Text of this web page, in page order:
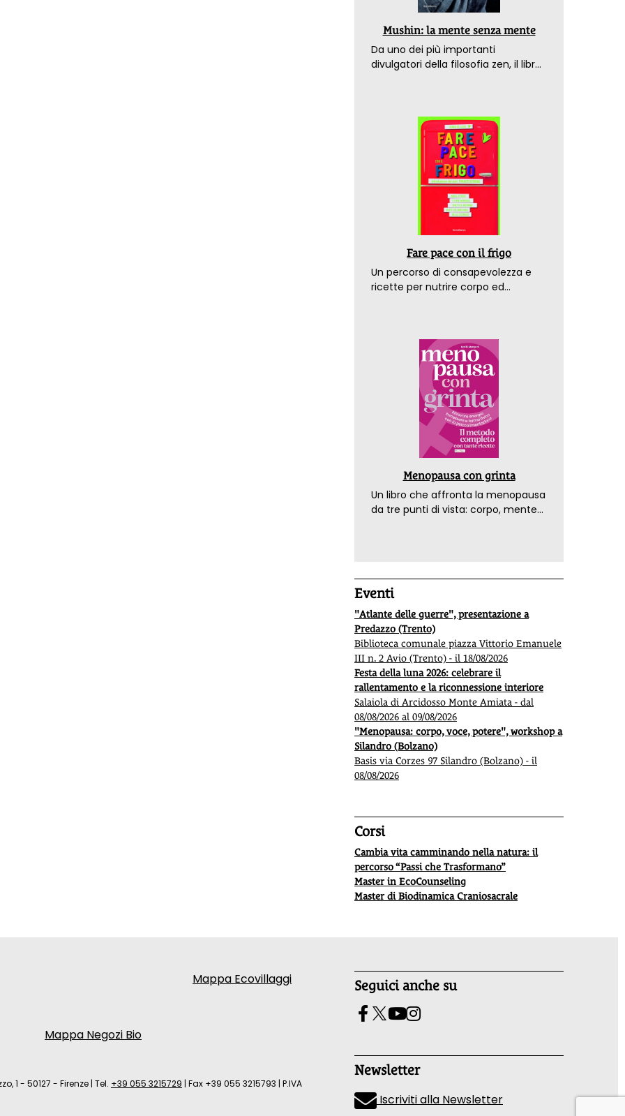
Mushin: la mente senza mente
Da uno dei più importanti
divulgatori della filosofia zen, il libro
Fare pace con il frigo
Un percorso di consapevolezza e
ricette per nutrire corpo ed
Menopausa con grinta
Un libro che affronta la menopausa
da tre punti di vista: corpo, mente
Eventi
"Atlante delle guerre", presentazione a
Predazzo (Trento)
Biblioteca comunale piazza Vittorio Emanuele
III n. 2 Avio (Trento) - il 18/08/2026
Festa della luna 2026: celebrare il
rallentamento e la riconnessione interiore
Salaiola di Arcidosso Monte Amiata - dal
08/08/2026 al 09/08/2026
"Menopausa: corpo, voce, potere", workshop a
Silandro (Bolzano)
Basis via Corzes 97 Silandro (Bolzano) - il
08/08/2026
Corsi
Cambia vita camminando nella natura: il
percorso “Passi che Trasformano”
Master in EcoCounseling
Master di Biodinamica Craniosacrale
Mappa Negozi Bio
Mappa Ecovillaggi Seguici anche su
Newsletter
Iscriviti alla Newsletter
1 - 50127 - Firenze | Tel. +39 055 3215729 | Fax +39 055 3215793 | P.IVA